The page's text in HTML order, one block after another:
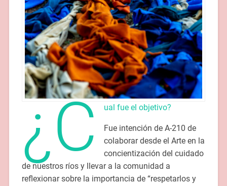
¿C ual fue el objetivo?
Fue intención de A-210 de
colaborar desde el Arte en la
concientización del cuidado
de nuestros ríos y llevar a la comunidad a
reflexionar sobre la importancia de “respetarlos y